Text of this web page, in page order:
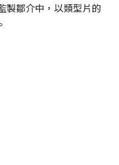
製鄒介中，以類型片的